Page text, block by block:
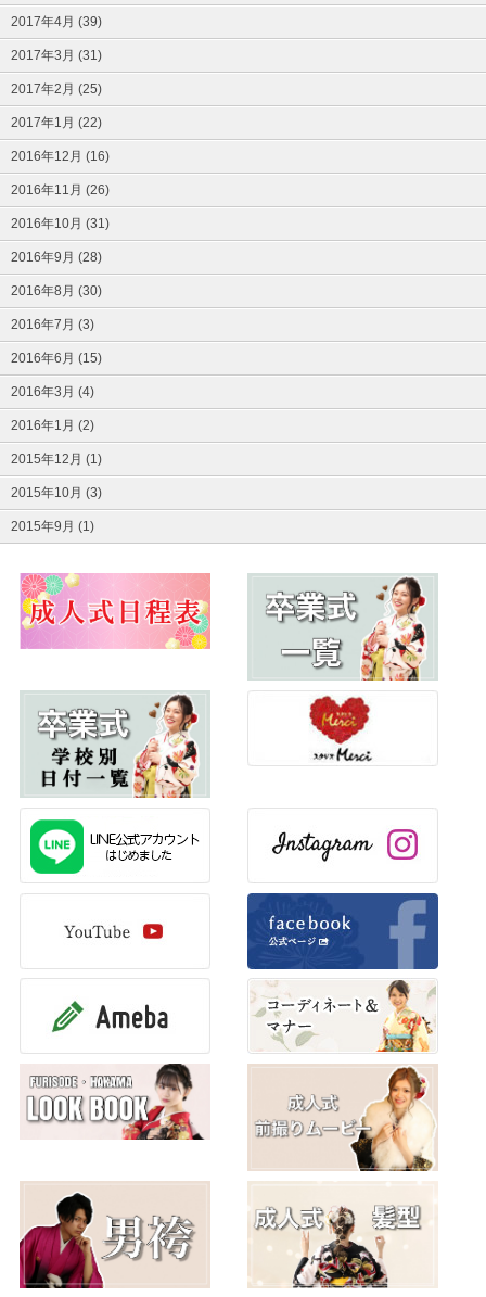
2017年4月 (39)
2017年3月 (31)
2017年2月 (25)
2017年1月 (22)
2016年12月 (16)
2016年11月 (26)
2016年10月 (31)
2016年9月 (28)
2016年8月 (30)
2016年7月 (3)
2016年6月 (15)
2016年3月 (4)
2016年1月 (2)
2015年12月 (1)
2015年10月 (3)
2015年9月 (1)